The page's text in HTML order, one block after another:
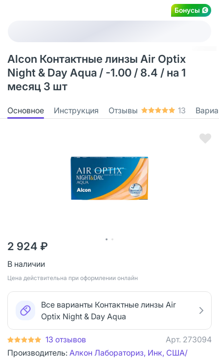
Бонусы
Alcon Контактные линзы Air Optix
Night & Day Aqua / -1.00 / 8.4 / на 1
месяц 3 шт
Основное Инструкция Отзывы 13
2 924 ₽
В наличии
Цена действительна при оформлении онлайн
Все варианты Контактные линзы Air
Optix Night & Day Aqua
13 отзывов Арт. 273094
Производитель: Алкон Лабораториз, Инк, США/